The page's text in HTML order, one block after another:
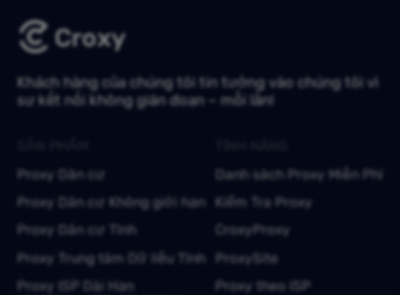
Khách hàng của chúng tôi tin tưởng vào chúng tôi vì
sự kết nối không gián đoạn – mỗi lần!
Proxy Dân cư
Proxy Dân cư Không giới hạn
Proxy Dân cư Tĩnh
Proxy Trung tâm Dữ liệu Tĩnh
Proxy ISP Dài Hạn
Danh sách Proxy Miễn Phí
Kiểm Tra Proxy
CroxyProxy
ProxySite
Proxy theo ISP